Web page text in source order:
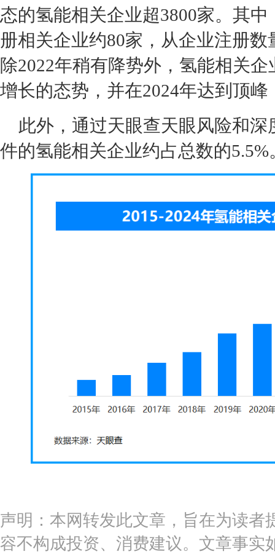
态的氢能相关企业超3800家。其
册相关企业约80家，从企业注册
除2022年稍有降势外，氢能相关
增长的态势，并在2024年达到顶峰
此外，通过天眼查天眼风险和
件的氢能相关企业约占总数的5.5%
声明：本网转发此文章，旨在为读者
容不构成投资、消费建议。文章事实